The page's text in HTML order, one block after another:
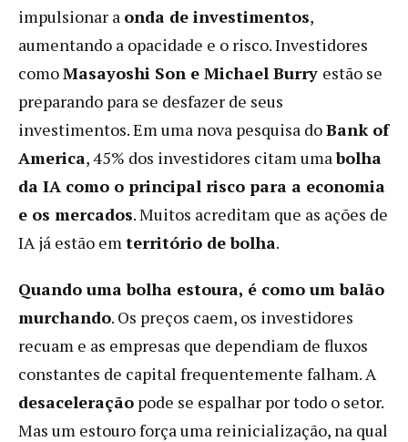
impulsionar a onda de investimentos,
aumentando a opacidade e o risco. Investidores
comoMasayoshi Son e Michael Burry estão se
preparando para se desfazer de seus
investimentos. Em uma nova pesquisa doBank of
America, 45% dos investidores citam umabolha
da IA ​​como o principal risco para a economia
e os mercados. Muitos acreditam que as ações de
IA já estão emterritório de bolha.
Quando uma bolha estoura, é como um balão
murchando. Os preços caem, os investidores
recuam e as empresas que dependiam de fluxos
constantes de capital frequentemente falham. A
desaceleração pode se espalhar por todo o setor.
Mas um estouro força uma reinicialização, na qual